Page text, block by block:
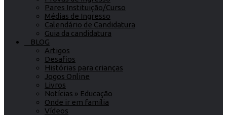
Pares Instituição/Curso
Médias de Ingresso
Calendário de Candidatura
Guia da candidatura
BLOG
Artigos
Desafios
Histórias para crianças
Jogos Online
Livros
Notícias » Educação
Onde ir em família
Vídeos